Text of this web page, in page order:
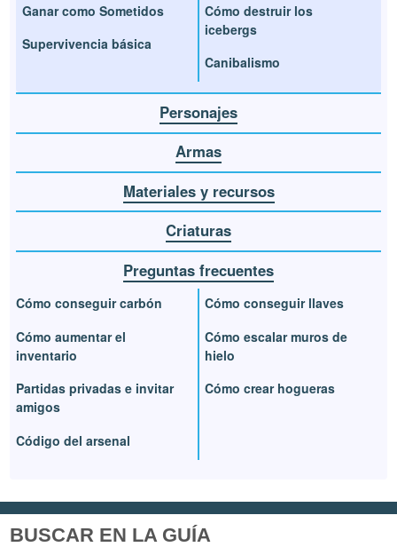
Ganar como Sometidos
Supervivencia básica
Cómo destruir los
icebergs
Canibalismo
Personajes
Armas
Materiales y recursos
Criaturas
Preguntas frecuentes
Cómo conseguir carbón
Cómo aumentar el
inventario
Partidas privadas e invitar
amigos
Código del arsenal
Cómo conseguir llaves
Cómo escalar muros de
hielo
Cómo crear hogueras
BUSCAR EN LA GUÍA